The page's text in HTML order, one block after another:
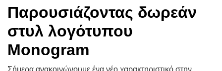
Παρουσιάζοντας δωρεάν
στυλ λογότυπου
Monogram
Σήμερα ανακοινώνουμε ένα νέο χαρακτηριστικό στην